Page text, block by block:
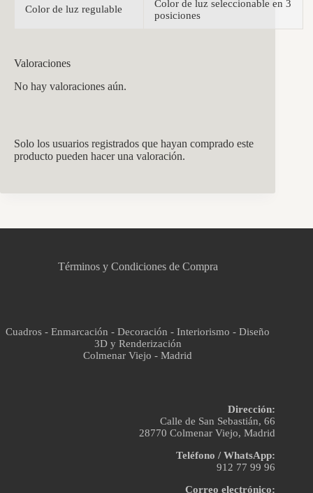
Color de luz regulable
Color de luz seleccionable en 3
posiciones
Valoraciones
No hay valoraciones aún.
Solo los usuarios registrados que hayan comprado este
producto pueden hacer una valoración.
Términos y Condiciones de Compra
Cuadros - Enmarcación - Decoración - Interiorismo - Diseño
3D y Renderización
Colmenar Viejo - Madrid
Dirección:
Calle de San Sebastián, 66
28770 Colmenar Viejo, Madrid
Teléfono / WhatsApp:
912 77 99 96
Correo electrónico:
Asistente virtual · En línea